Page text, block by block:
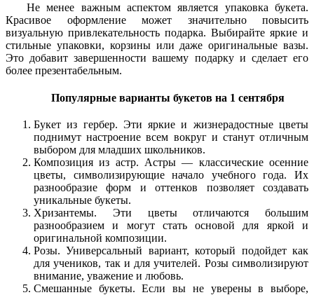
Не менее важным аспектом является упаковка букета.
Красивое оформление может значительно повысить
визуальную привлекательность подарка. Выбирайте яркие и
стильные упаковки, корзины или даже оригинальные вазы.
Это добавит завершенности вашему подарку и сделает его
более презентабельным.
Популярные варианты букетов на 1 сентября
Букет из гербер. Эти яркие и жизнерадостные цветы
поднимут настроение всем вокруг и станут отличным
выбором для младших школьников.
Композиция из астр. Астры — классические осенние
цветы, символизирующие начало учебного года. Их
разнообразие форм и оттенков позволяет создавать
уникальные букеты.
Хризантемы. Эти цветы отличаются большим
разнообразием и могут стать основой для яркой и
оригинальной композиции.
Розы. Универсальный вариант, который подойдет как
для учеников, так и для учителей. Розы символизируют
внимание, уважение и любовь.
Смешанные букеты. Если вы не уверены в выборе,